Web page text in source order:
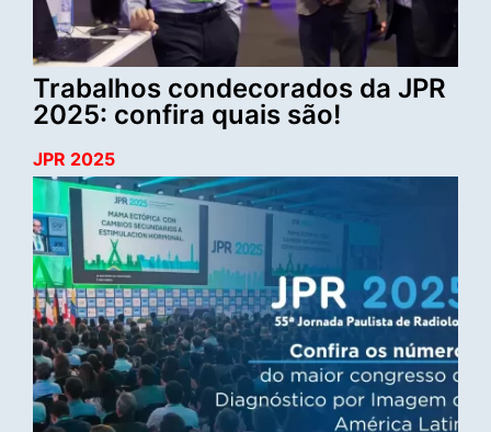
Trabalhos condecorados da JPR
2025: confira quais são!
JPR 2025